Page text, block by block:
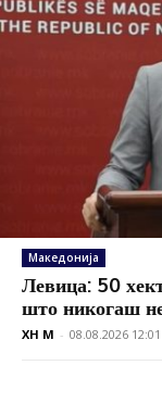
Македонија
Левица: 50
што никогаш
XH M - 08.08.2026 12:01